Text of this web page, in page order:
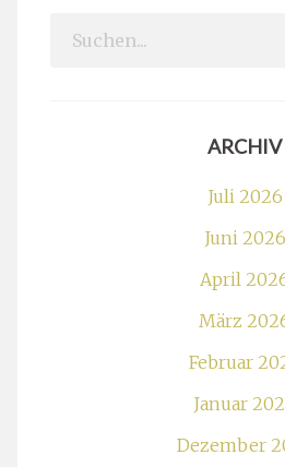
Search
ARCHIV
Juli 2026
Juni 2026
April
März
Februar
Januar
Dezember